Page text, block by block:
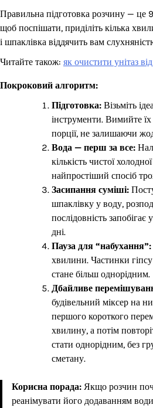
Правильна підготовка розчину — це
щоб поспішати, приділіть кілька
і шпаклівка віддячить вам
Читайте також: як очистити унітаз
Покроковий алгоритм:
Підготовка: Візьміть
інструменти. Вимийте
порції, не залишаючи
Вода — перш за все:
кількість чистої
найпростіший спосіб
Засипання суміші:
шпаклівку у воду,
послідовність
дні.
Пауза для “набухання”:
хвилини. Частинки
стане більш однорідним.
Дбайливе
будівельний міксер на
першого короткого
хвилину, а потім
стати однорідним, без
сметану.
Корисна порада: Якщо розчин
реанімувати його додаванням